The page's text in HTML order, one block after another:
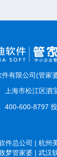
限公司(管家婆
上海市松江区泗
400-600-8797
件总公司 | 杭州
梦管家婆 | 武汉